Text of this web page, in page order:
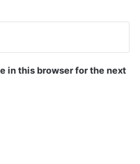
in this browser for the next